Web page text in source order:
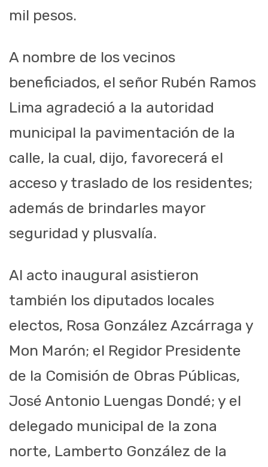
mil pesos.
A nombre de los vecinos
beneficiados, el señor Rubén Ramos
Lima agradeció a la autoridad
municipal la pavimentación de la
calle, la cual, dijo, favorecerá el
acceso y traslado de los residentes;
además de brindarles mayor
seguridad y plusvalía.
Al acto inaugural asistieron
también los diputados locales
electos, Rosa González Azcárraga y
Mon Marón; el Regidor Presidente
de la Comisión de Obras Públicas,
José Antonio Luengas Dondé; y el
delegado municipal de la zona
norte, Lamberto González de la